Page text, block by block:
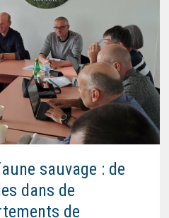
sauvage : de
dans de
de